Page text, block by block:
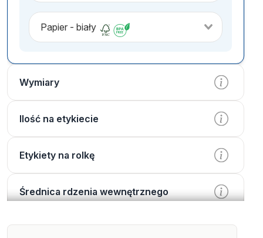
Papier - biały
Wymiary
Ilość na etykiecie
Etykiety na rolkę
Średnica rdzenia wewnętrznego
Przetwarzanie